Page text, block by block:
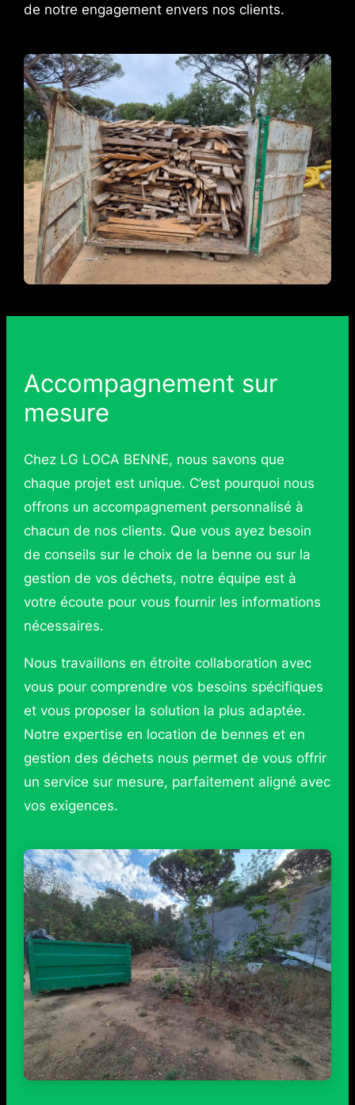
de notre engagement envers nos clients.
Accompagnement sur
mesure
Chez LG LOCA BENNE, nous savons que
chaque projet est unique. C’est pourquoi nous
offrons un accompagnement personnalisé à
chacun de nos clients. Que vous ayez besoin
de conseils sur le choix de la benne ou sur la
gestion de vos déchets, notre équipe est à
votre écoute pour vous fournir les informations
nécessaires.
Nous travaillons en étroite collaboration avec
vous pour comprendre vos besoins spécifiques
et vous proposer la solution la plus adaptée.
Notre expertise en location de bennes et en
gestion des déchets nous permet de vous offrir
un service sur mesure, parfaitement aligné avec
vos exigences.